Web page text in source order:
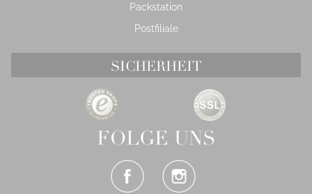
Packstation
Postfiliale
SICHERHEIT
FOLGE UNS